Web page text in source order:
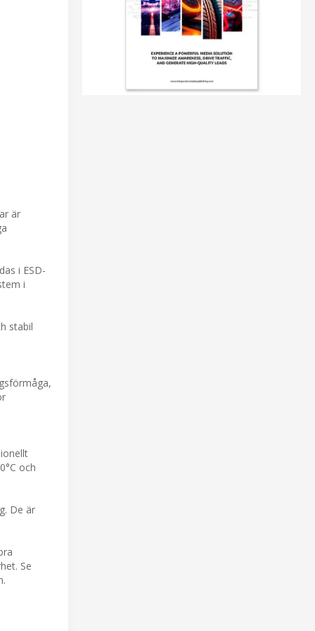
är
i ESD-
i
stabil
och
De är
Se